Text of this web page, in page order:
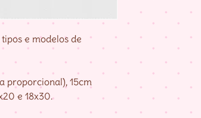
e modelos de
proporcional), 15cm
e 18x30.